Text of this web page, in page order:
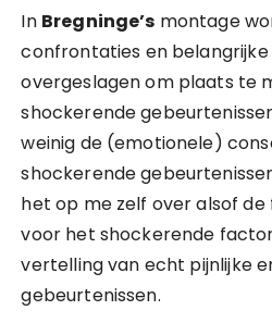
In Bregninge’s montage
confrontaties en
overgeslagen om plaats te
shockerende
weinig de (emotionele)
shockerende
het op me zelf over alsof
voor het shockerende
vertelling van echt pijnlijke
gebeurtenissen.